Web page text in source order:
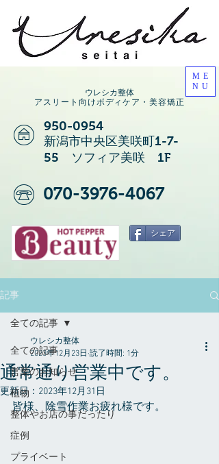
ウレシカ整体
アスリート向けボディケア・美容矯正
ME
NU
950-0954
新潟市中央区美咲町1-7-
55 ソフィア美咲 1F
070-3976-4067
シェア
記事
全ての記事
営業のお知らせ
植物
整体やお店の事だったり
症例
プライベート
全ての記事
通常通り営業中です。
ウレシカ整体
2023年12月23日 読了時間: 1分
更新日： 2023年12月31日
皆様、除雪作業お疲れ様です。